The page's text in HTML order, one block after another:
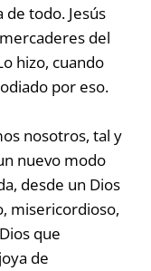
todo. Jesús
del
hizo, cuando
por eso.
nosotros, tal y
nuevo modo
desde un Dios
misericordioso,
que
de